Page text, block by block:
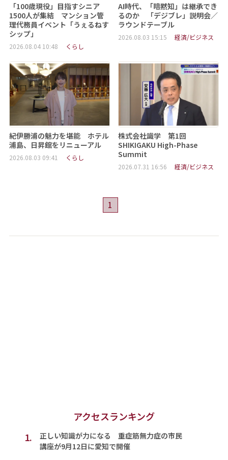
「100歳現役」目指すシニア
1500人が集結 マンション管
理代務員イベント「うぇるねす
シップ」
2026.08.04 10:48 くらし
AI時代、「暗黙知」は継承でき
るのか 「デジブレ」説明会／
ラウンドテーブル
2026.08.03 15:15 経済/ビジネス
紀伊勝浦の魅力を堪能 ホテル
浦島、日昇館をリニューアル
2026.08.03 09:41 くらし
株式会社識学 第1回
SHIKIGAKU High-Phase
Summit
2026.07.31 16:56 経済/ビジネス
1
アクセスランキング
1.
正しい知識が力になる 重症筋無力症の市民
講座が9月12日に愛知で開催